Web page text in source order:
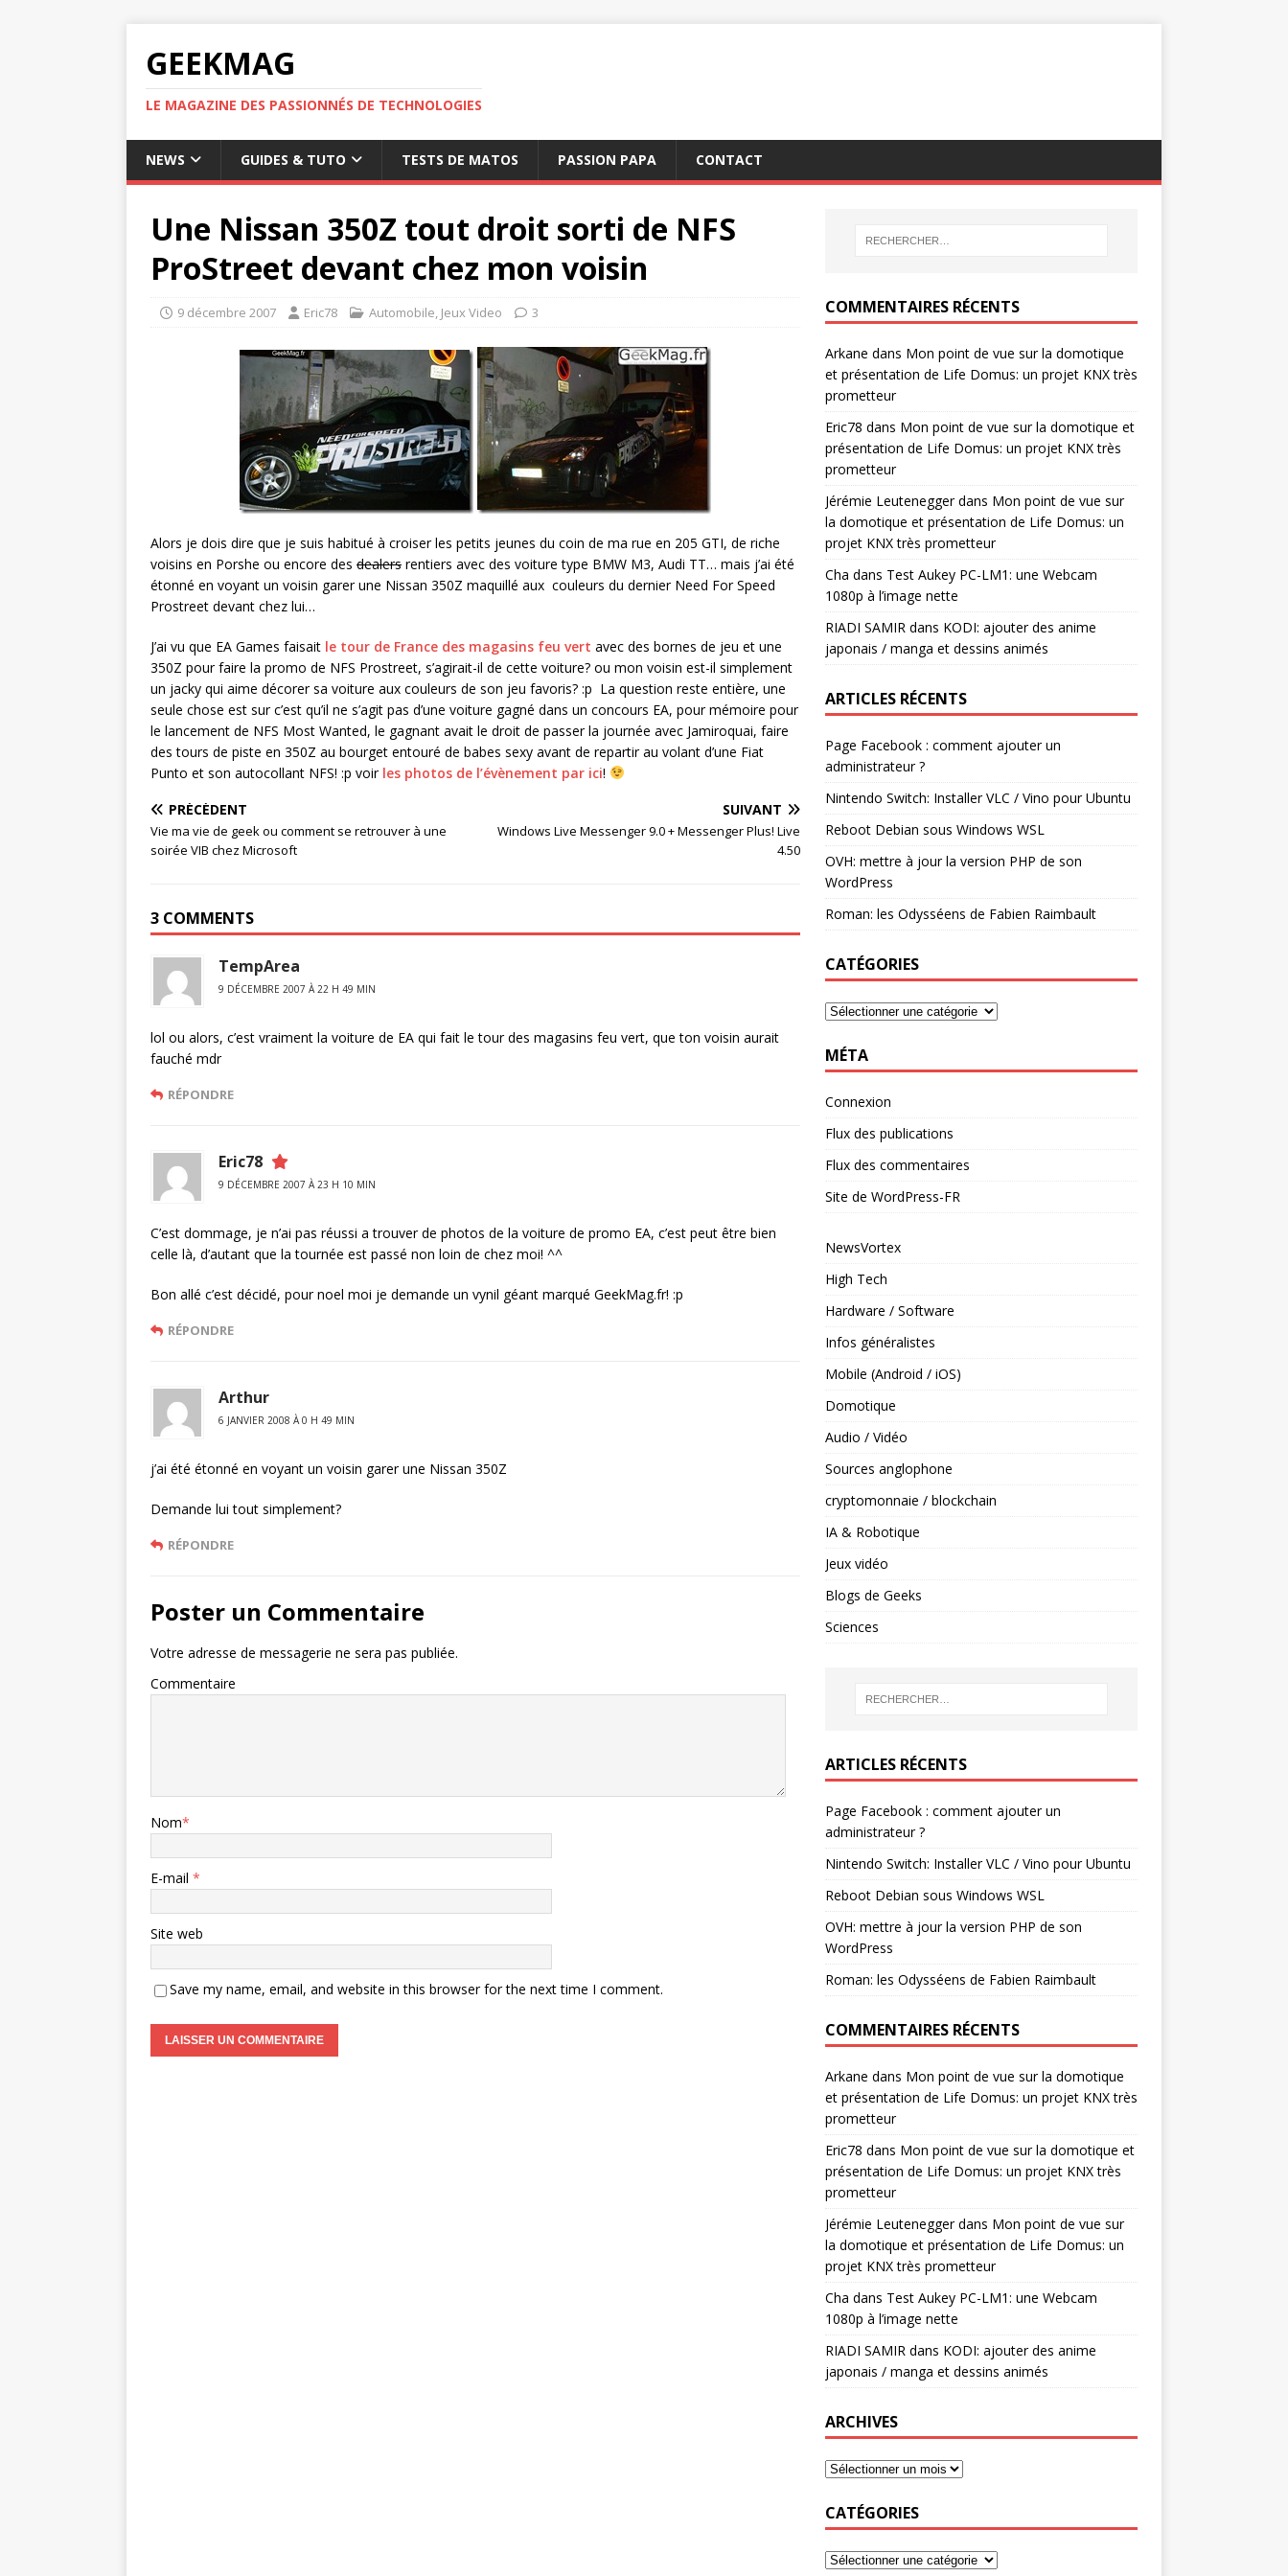
GEEKMAG
LE MAGAZINE DES PASSIONNÉS DE TECHNOLOGIES
NEWS GUIDES & TUTO TESTS DE MATOS PASSION PAPA CONTACT
Une Nissan 350Z tout droit sorti de NFS
ProStreet devant chez mon voisin
9 décembre 2007 Eric78 Automobile, Jeux Video 3
Alors je dois dire que je suis habitué à croiser les petits jeunes du coin de ma rue en 205 GTI, de riche
voisins en Porshe ou encore des dealers rentiers avec des voiture type BMW M3, Audi TT… mais j’ai été
étonné en voyant un voisin garer une Nissan 350Z maquillé aux couleurs du dernier Need For Speed
Prostreet devant chez lui…
J’ai vu que EA Games faisait le tour de France des magasins feu vert avec des bornes de jeu et une
350Z pour faire la promo de NFS Prostreet, s’agirait-il de cette voiture? ou mon voisin est-il simplement
un jacky qui aime décorer sa voiture aux couleurs de son jeu favoris? :p La question reste entière, une
seule chose est sur c’est qu’il ne s’agit pas d’une voiture gagné dans un concours EA, pour mémoire pour
le lancement de NFS Most Wanted, le gagnant avait le droit de passer la journée avec Jamiroquai, faire
des tours de piste en 350Z au bourget entouré de babes sexy avant de repartir au volant d’une Fiat
Punto et son autocollant NFS! :p voir les photos de l’évènement par ici!
PRÉCÉDENT
Vie ma vie de geek ou comment se retrouver à une
soirée VIB chez Microsoft
SUIVANT
Windows Live Messenger 9.0 + Messenger Plus! Live
4.50
3 COMMENTS
TempArea
9 DÉCEMBRE 2007 À 22 H 49 MIN
lol ou alors, c’est vraiment la voiture de EA qui fait le tour des magasins feu vert, que ton voisin aurait
fauché mdr
RÉPONDRE
Eric78
9 DÉCEMBRE 2007 À 23 H 10 MIN
C’est dommage, je n’ai pas réussi a trouver de photos de la voiture de promo EA, c’est peut être bien
celle là, d’autant que la tournée est passé non loin de chez moi! ^^
Bon allé c’est décidé, pour noel moi je demande un vynil géant marqué GeekMag.fr! :p
RÉPONDRE
Arthur
6 JANVIER 2008 À 0 H 49 MIN
j’ai été étonné en voyant un voisin garer une Nissan 350Z
Demande lui tout simplement?
RÉPONDRE
Poster un Commentaire
Votre adresse de messagerie ne sera pas publiée.
Commentaire
Nom*
E-mail *
Site web
Save my name, email, and website in this browser for the next time I comment.
COMMENTAIRES RÉCENTS
Arkane dans Mon point de vue sur la domotique
et présentation de Life Domus: un projet KNX très
prometteur
Eric78 dans Mon point de vue sur la domotique et
présentation de Life Domus: un projet KNX très
prometteur
Jérémie Leuteneggerdans Mon point de vue sur
la domotique et présentation de Life Domus: un
projet KNX très prometteur
Cha dans Test Aukey PC-LM1: une Webcam
1080p à l’image nette
RIADI SAMIR dans KODI: ajouter des anime
japonais / manga et dessins animés
ARTICLES RÉCENTS
Page Facebook : comment ajouter un
administrateur ?
Nintendo Switch: Installer VLC / Vino pour Ubuntu
Reboot Debian sous Windows WSL
OVH: mettre à jour la version PHP de son
WordPress
Roman: les Odysséens de Fabien Raimbault
CATÉGORIES
MÉTA
Connexion
Flux des publications
Flux des commentaires
Site de WordPress-FR
NewsVortex
High Tech
Hardware / Software
Infos généralistes
Mobile (Android / iOS)
Domotique
Audio / Vidéo
Sources anglophone
cryptomonnaie / blockchain
IA & Robotique
Jeux vidéo
Blogs de Geeks
Sciences
ARTICLES RÉCENTS
Page Facebook : comment ajouter un
administrateur ?
Nintendo Switch: Installer VLC / Vino pour Ubuntu
Reboot Debian sous Windows WSL
OVH: mettre à jour la version PHP de son
WordPress
Roman: les Odysséens de Fabien Raimbault
COMMENTAIRES RÉCENTS
Arkane dans Mon point de vue sur la domotique
et présentation de Life Domus: un projet KNX très
prometteur
Eric78 dans Mon point de vue sur la domotique et
présentation de Life Domus: un projet KNX très
prometteur
Jérémie Leuteneggerdans Mon point de vue sur
la domotique et présentation de Life Domus: un
projet KNX très prometteur
Cha dans Test Aukey PC-LM1: une Webcam
1080p à l’image nette
RIADI SAMIRdans KODI: ajouter des anime
japonais / manga et dessins animés
ARCHIVES
CATÉGORIES